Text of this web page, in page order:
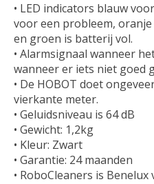
• LED indicators blauw
voor een probleem,
en groen is batterij vol.
• Alarmsignaal wanneer
wanneer er iets niet goed
• De HOBOT doet
vierkante meter.
• Geluidsniveau is 64 dB
• Gewicht: 1,2kg
• Kleur: Zwart
• Garantie: 24 maanden
• RoboCleaners is